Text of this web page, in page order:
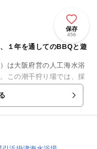
保存
456
１年を通してのBBQと遊
は大阪府営の人工海水浴
この潮干狩り場では、採
た貝を受け取るシステム